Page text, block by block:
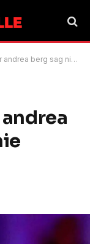
berg sag niemals nie